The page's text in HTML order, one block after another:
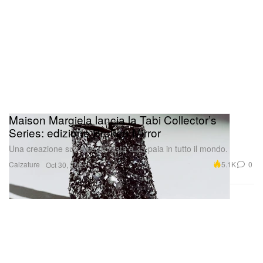
Calzature
Maison Margiela lancia la Tabi Collector’s
Series: edizione Broken Mirror
Una creazione surreale, limitata a 25 paia in tutto il mondo.
Oct 30, 2025 5.1K 0